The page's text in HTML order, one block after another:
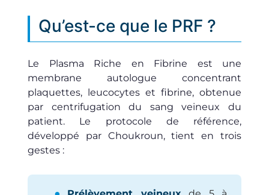
Qu’est-ce que le PRF ?
Le Plasma Riche en Fibrine est une
membrane autologue concentrant
plaquettes, leucocytes et fibrine, obtenue
par centrifugation du sang veineux du
patient. Le protocole de référence,
développé par Choukroun, tient en trois
gestes :